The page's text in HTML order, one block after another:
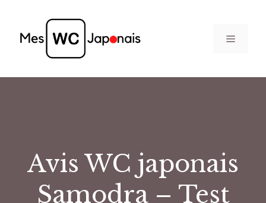
contenu
Menu
Avis WC japonais
Samodra – Test